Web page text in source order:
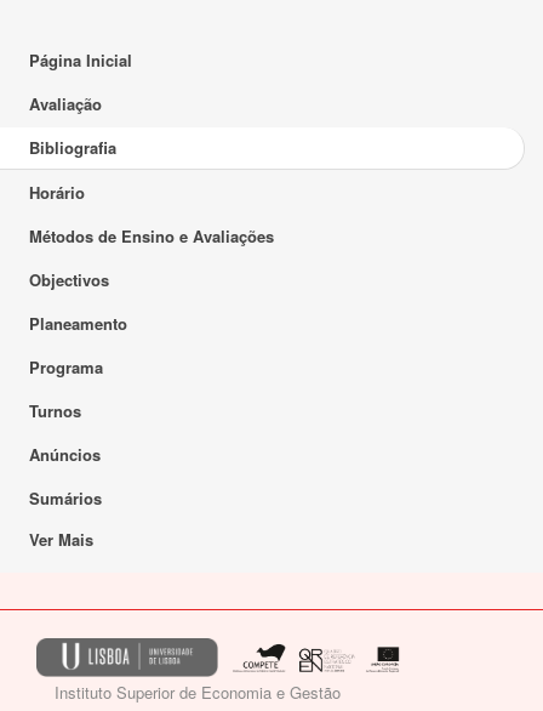
Página Inicial
Avaliação
Bibliografia
Horário
Métodos de Ensino e Avaliações
Objectivos
Planeamento
Programa
Turnos
Anúncios
Sumários
Ver Mais
Instituto Superior de Economia e Gestão